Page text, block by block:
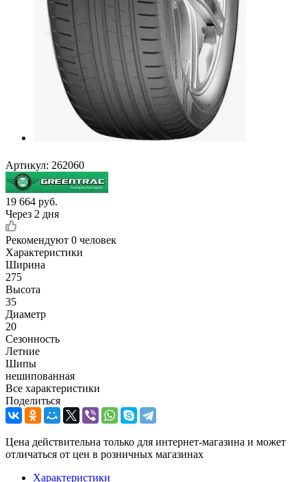
Артикул: 262060
19 664 руб.
Через 2 дня
Рекомендуют 0 человек
Характеристики
Ширина
275
Высота
35
Диаметр
20
Сезонность
Летние
Шипы
нешипованная
Все характеристики
Поделиться
Цена действительна только для интернет-магазина и может
отличаться от цен в розничных магазинах
Характеристики